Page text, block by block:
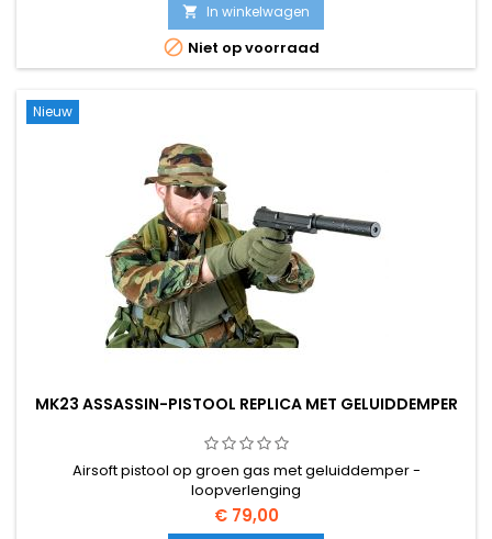
 In winkelwagen
 Niet op voorraad
Nieuw
MK23 ASSASSIN-PISTOOL REPLICA MET GELUIDDEMPER
Airsoft pistool op groen gas met geluiddemper -
loopverlenging
€ 79,00